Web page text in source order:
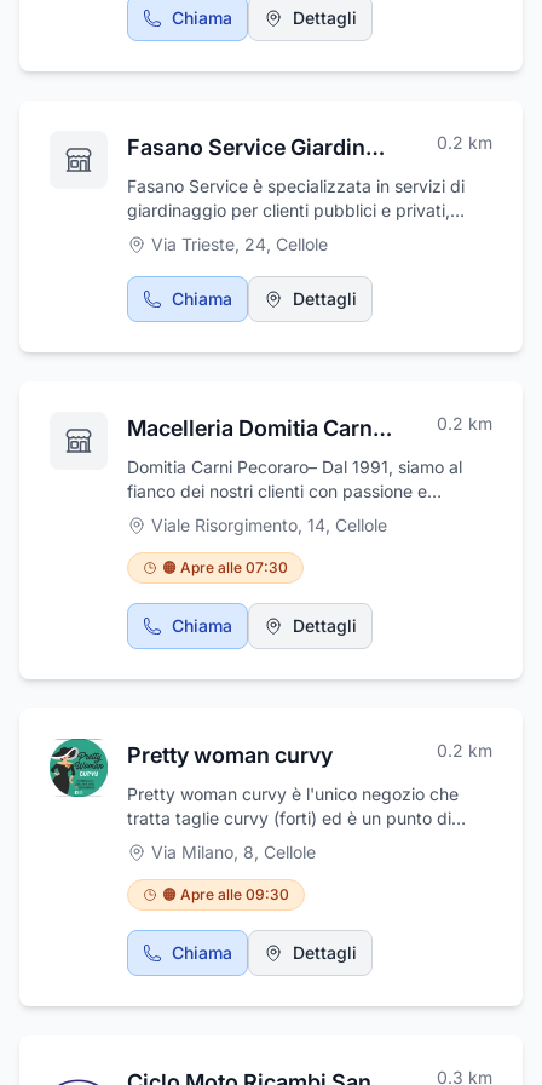
è in possesso dell'abilitazione per effettuare
esami visivi, è infatti certificato proprio dal
potrete affidare alla sua esperienza anche per
andrete a scegliere.
Chiama Dettagli
Fasano Service Giardinaggio 0.2 km
Fasano Service è specializzata in servizi di
giardinaggio per clienti pubblici e privati,
operando con professionalità su Caserta e
provincia. Siamo esperti nella potatura e
nell’abbattimento di alberi ad alto fusto,
intervenendo con mezzi adeguati come
manutenzione del verde, trattamenti
irrigazione e rifacimento prati. Ogni intervento
garantire risultati duraturi e spazi verdi
sempre curati.
Via Trieste, 24, Cellole
Chiama Dettagli
Macelleria Domitia Carni Pecoraro 0.2 km
Domitia Carni Pecoraro– Dal 1991, siamo al
fianco dei nostri clienti con passione e
dedizione, offrendo solo carne fresca e di
altissima qualità
Viale Risorgimento, 14, Cellole
🟠 Apre alle 07:30
Chiama Dettagli
Pretty woman curvy 0.2 km
Pretty woman curvy è l'unico negozio che
tratta taglie curvy (forti) ed è un punto di
riferimento per la provincia di Caserta e di
Latina. Sono disponibili taglie dalla 44 alla 60.
Inoltre vienici a trovare nella nostra sede a
Cellole, dove trattiamo anche scarpe, borse e
accessori, troverete l' abbigliamento giusto
per voi.
Via Milano, 8, Cellole
🟠 Apre alle 09:30
Chiama Dettagli
0.3 km